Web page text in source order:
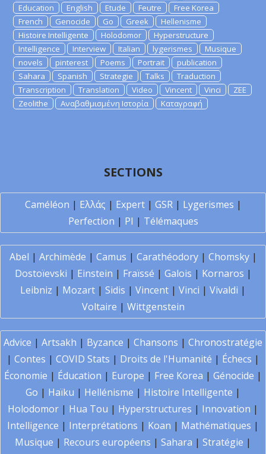
Education
English Etude Feutre
Free Korea
French
Genocide Go Greek
Hellenisme
Histoire Intelligente
Holodomor
Hyperstructure
Intelligence
Interview Italian lygerismes
Musique
novels
pinterest Poems Portrait
publication
Sahara
Spanish Strategie Talks
Traduction
Transcription
Translation Video Vincent Vinci
ZEE
Zeolithe
Αναβαθμισμένη Ιστορία Καταγραφή
SECTIONS
Caméléon | Ελλάς | Expert| GSR| Lygerismes |
Perfection | PI | Télémaques
Abel | Archimède | Camus | Carathéodory| Chomsky|
Dostoïevski | Einstein | Fraïssé | Galois | Kornaros |
Leibniz | Mozart | Sidis | Vincent | Vinci | Vivaldi |
Voltaire | Wittgenstein
Advice | Artsakh | Byzance | Chansons | Chronostratégie
| Contes | COVID Stats | Droits de l'Humanité | Échecs |
Économie | Éducation | Europe | Free Korea | Génocide |
Go | Haïku | Hellénisme | Histoire Intelligente |
Holodomor | Hua Tou | Hyperstructures | Innovation |
Intelligence | Interprétations | Koan | Mathématiques |
Musique | Recours européens | Sahara | Stratégie |